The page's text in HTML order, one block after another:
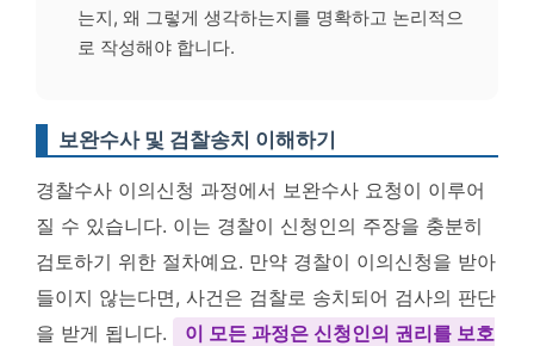
는지, 왜 그렇게 생각하는지를 명확하고 논리적으
로 작성해야 합니다.
보완수사 및 검찰송치 이해하기
경찰수사 이의신청 과정에서 보완수사 요청이 이루어
질 수 있습니다. 이는 경찰이 신청인의 주장을 충분히
검토하기 위한 절차예요. 만약 경찰이 이의신청을 받아
들이지 않는다면, 사건은 검찰로 송치되어 검사의 판단
을 받게 됩니다.
이 모든 과정은 신청인의 권리를 보호